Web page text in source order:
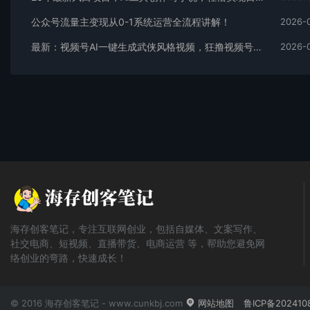
公众号流量主变现从0-1系统运营全流程讲解！ 2026-
最新：视频号AI一键生成武侠风格视频，狂撸视频号分成收益，学完轻松日入1000+ 2026-
海存创客笔记，专注互联网创业，包括自媒体、文案写作、
社交电商、短视频、直播带货、电商运营 等，帮助您避免网
络创业的弯路，快速成长！
© 2016 海存创客笔记 - www.cunkbj.com 网站地图 鲁ICP备